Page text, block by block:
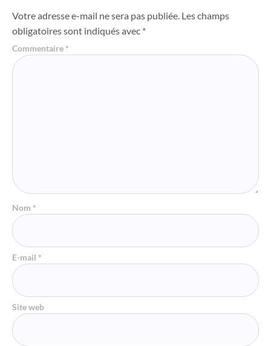
Votre adresse e-mail ne sera pas publiée. Les champs
obligatoires sont indiqués avec *
Commentaire *
Nom *
E-mail *
Site web